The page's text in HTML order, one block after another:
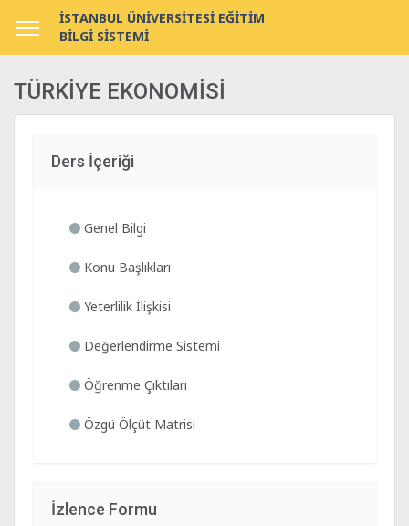
İSTANBUL ÜNİVERSİTESİ EĞİTİM
BİLGİ SİSTEMİ
TÜRKİYE EKONOMİSİ
Ders İçeriği
Genel Bilgi
Konu Başlıkları
Yeterlilik İlişkisi
Değerlendirme Sistemi
Öğrenme Çıktıları
Özgü Ölçüt Matrisi
İzlence Formu